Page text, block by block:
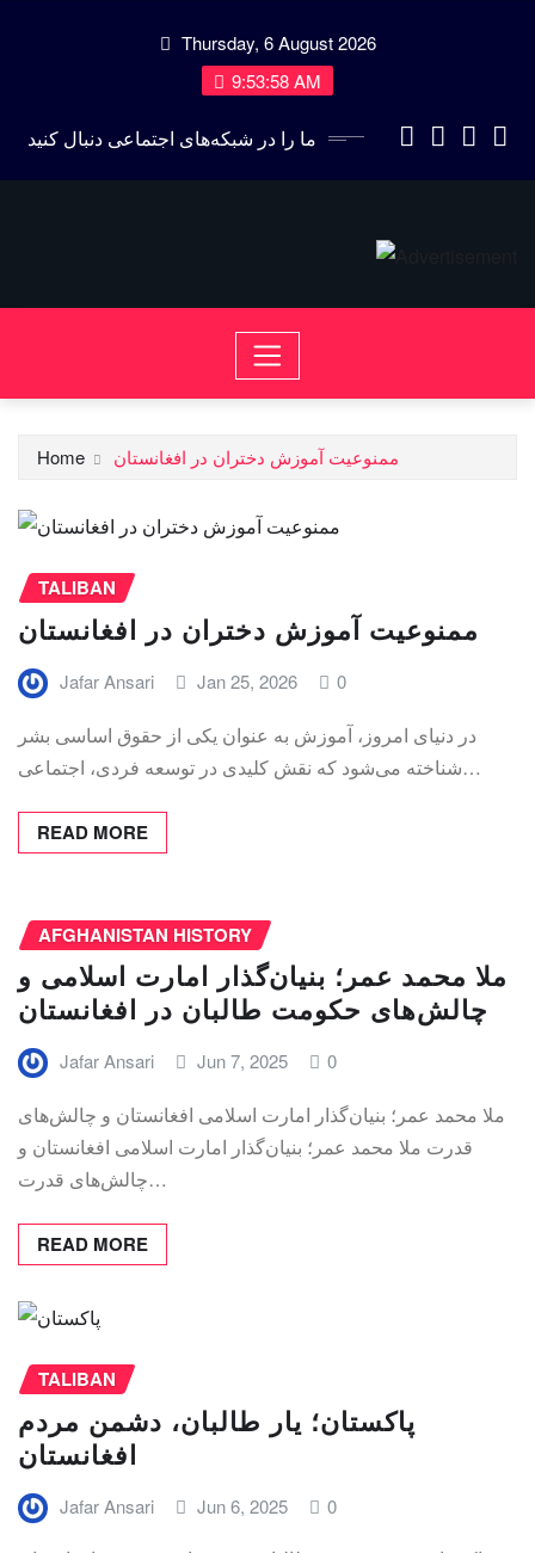
Thursday, 6 August 2026
9:53:59 AM
ما را در شبکه‌های اجتماعی دنبال کنید
Home ممنوعیت آموزش دختران در افغانستان
TALIBAN
ممنوعیت آموزش دختران در افغانستان
Jafar Ansari Jan 25, 2026 0
در دنیای امروز، آموزش به عنوان یکی از حقوق اساسی بشر
شناخته می‌شود که نقش کلیدی در توسعه فردی، اجتماعی…
READ MORE
AFGHANISTAN HISTORY
ملا محمد عمر؛ بنیان‌گذار امارت اسلامی و
چالش‌های حکومت طالبان در افغانستان
Jafar Ansari Jun 7, 2025 0
ملا محمد عمر؛ بنیان‌گذار امارت اسلامی افغانستان و چالش‌های
قدرت ملا محمد عمر؛ بنیان‌گذار امارت اسلامی افغانستان و
چالش‌های قدرت…
READ MORE
TALIBAN
پاکستان؛ یار طالبان، دشمن مردم
افغانستان
Jafar Ansari Jun 6, 2025 0